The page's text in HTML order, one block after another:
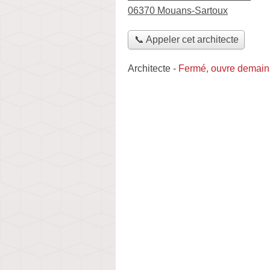
06370 Mouans-Sartoux
📞 Appeler cet architecte
Architecte - Fermé, ouvre